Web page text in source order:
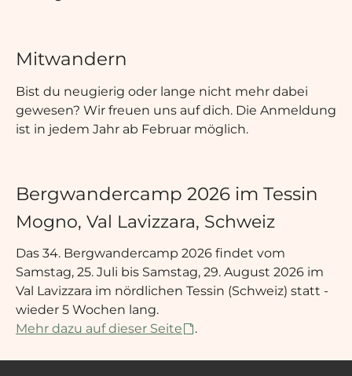
Mitwandern
Bist du neugierig oder lange nicht mehr dabei
gewesen? Wir freuen uns auf dich. Die Anmeldung
ist in jedem Jahr ab Februar möglich.
Bergwandercamp 2026 im Tessin
Mogno, Val Lavizzara, Schweiz
Das 34. Bergwandercamp 2026 findet vom
Samstag, 25. Juli bis Samstag, 29. August 2026 im
Val Lavizzara im nördlichen Tessin (Schweiz) statt -
wieder 5 Wochen lang.
Mehr dazu auf dieser Seite
.